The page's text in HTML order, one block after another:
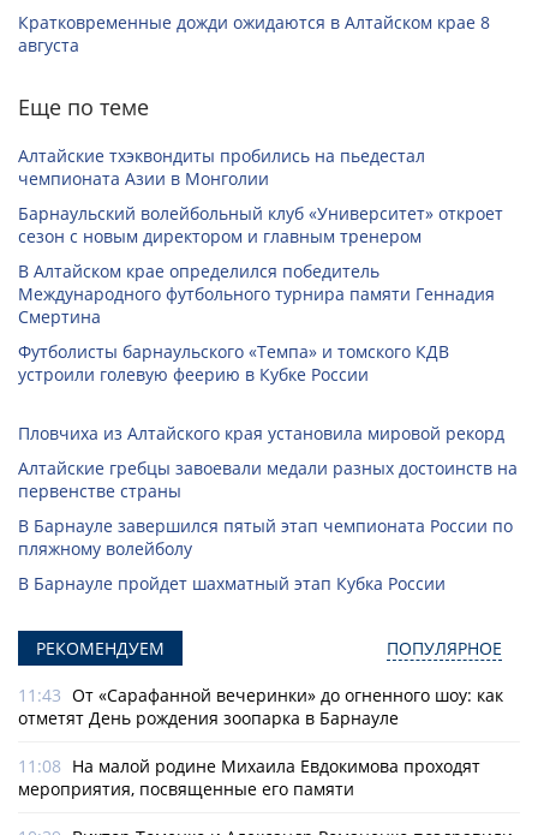
Кратковременные дожди ожидаются в Алтайском крае 8
августа
Еще по теме
Алтайские тхэквондиты пробились на пьедестал
чемпионата Азии в Монголии
Барнаульский волейбольный клуб «Университет» откроет
сезон с новым директором и главным тренером
В Алтайском крае определился победитель
Международного футбольного турнира памяти Геннадия
Смертина
Футболисты барнаульского «Темпа» и томского КДВ
устроили голевую феерию в Кубке России
Пловчиха из Алтайского края установила мировой рекорд
Алтайские гребцы завоевали медали разных достоинств на
первенстве страны
В Барнауле завершился пятый этап чемпионата России по
пляжному волейболу
В Барнауле пройдет шахматный этап Кубка России
РЕКОМЕНДУЕМ ПОПУЛЯРНОЕ
11:43 От «Сарафанной вечеринки» до огненного шоу: как
отметят День рождения зоопарка в Барнауле
11:08 На малой родине Михаила Евдокимова проходят
мероприятия, посвященные его памяти